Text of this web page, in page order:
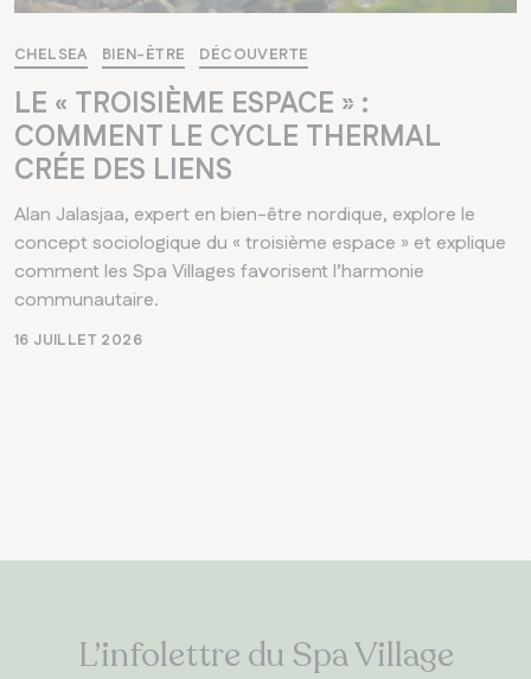
CHELSEA BIEN-ÊTRE DÉCOUVERTE
LE « TROISIÈME ESPACE » :
COMMENT LE CYCLE THERMAL
CRÉE DES LIENS
Alan Jalasjaa, expert en bien-être nordique, explore le
concept sociologique du « troisième espace » et explique
comment les Spa Villages favorisent l’harmonie
communautaire.
16 JUILLET 2026
L’infolettre du Spa Village